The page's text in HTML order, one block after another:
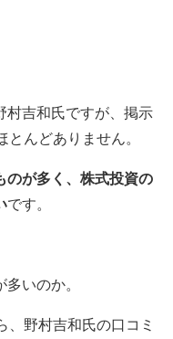
村吉和氏ですが、掲示
んどありません。
のが多く、株式投資の
です。
いのか。
、野村吉和氏の口コミ